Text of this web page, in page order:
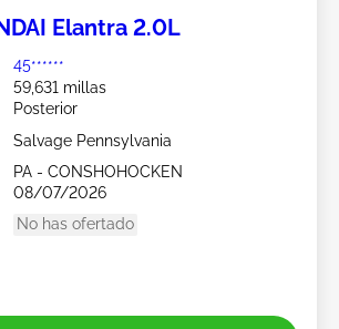
Elantra 2.0L
45******
59,631 millas
Posterior
Salvage Pennsylvania
PA - CONSHOHOCKEN
08/07/2026
No has ofertado